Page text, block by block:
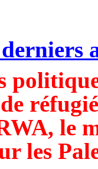
le
les